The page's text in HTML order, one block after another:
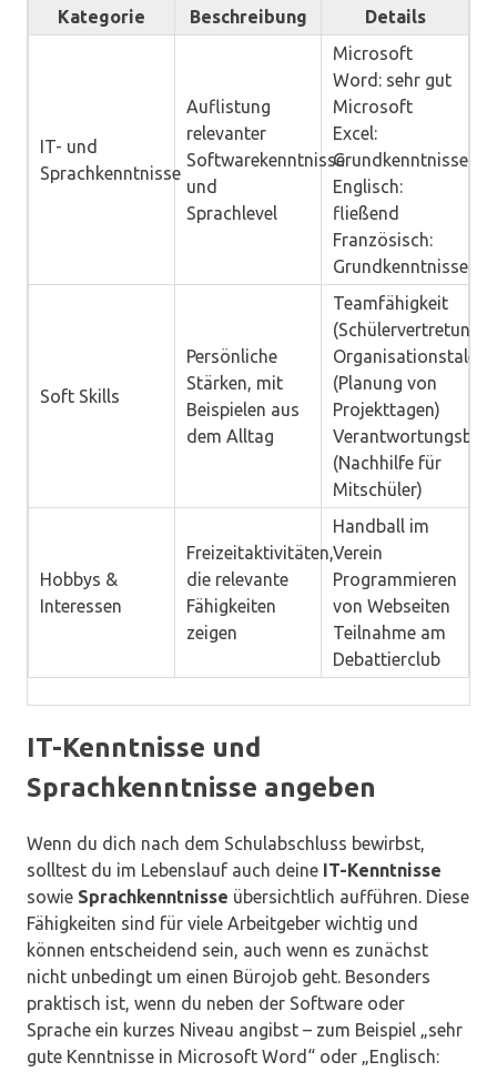
Kategorie Beschreibung Details
IT- und
Sprachkenntnisse
Auflistung
relevanter
Softwarekenntnisse
und
Sprachlevel
Microsoft
Word: sehr gut
Microsoft
Excel:
Grundkenntnisse
Englisch:
fließend
Französisch:
Grundkenntnisse
Soft Skills
Persönliche
Stärken, mit
Beispielen aus
dem Alltag
Teamfähigkeit
(Schülervertretung)
Organisationstalent
(Planung von
Projekttagen)
(Nachhilfe für
Mitschüler)
Hobbys &
Interessen
Freizeitaktivitäten,
die relevante
Fähigkeiten
zeigen
Handball im
Verein
Programmieren
von Webseiten
Teilnahme am
Debattierclub
IT-Kenntnisse und
Sprachkenntnisse angeben
Wenn du dich nach dem Schulabschluss bewirbst,
solltest du im Lebenslauf auch deine IT-Kenntnisse
sowie Sprachkenntnisse übersichtlich aufführen. Diese
Fähigkeiten sind für viele Arbeitgeber wichtig und
können entscheidend sein, auch wenn es zunächst
nicht unbedingt um einen Bürojob geht. Besonders
praktisch ist, wenn du neben der Software oder
Sprache ein kurzes Niveau angibst – zum Beispiel „sehr
gute Kenntnisse in Microsoft Word“ oder „Englisch: